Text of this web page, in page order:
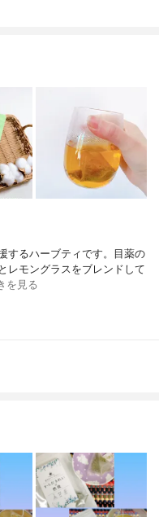
するハーブティです。目薬の
レモングラスをブレンドして
を見る